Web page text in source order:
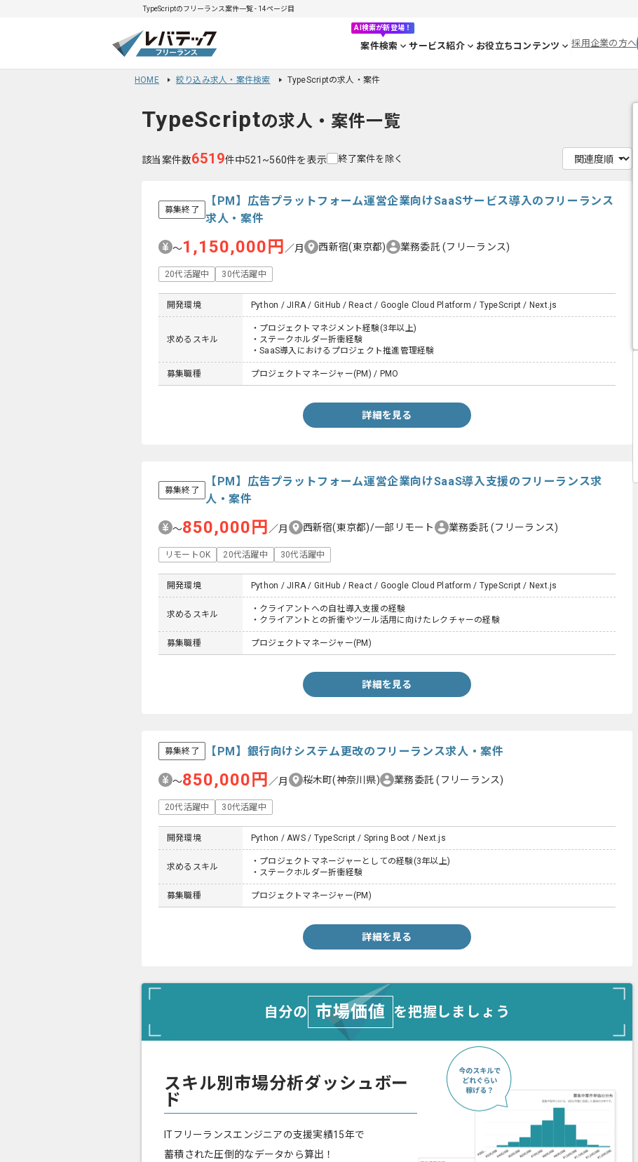
TypeScriptのフリーランス案件一覧 - 14ページ目
AI検索が新登場！
案件検索 サービス紹介 お役立ちコンテンツ 採用企業の方へ
HOME 絞り込み求人・案件検索 TypeScriptの求人・案件
TypeScriptの求人・案件一覧
該当案件数6519件中521~560件を表示 終了案件を除く
募集終了
【PM】広告プラットフォーム運営企業向けSaaSサービス導入のフリーランス
求人・案件
〜1,150,000円 ／月 西新宿(東京都) 業務委託(フリーランス)
20代活躍中 30代活躍中
開発環境 Python / JIRA / GitHub / React / Google Cloud Platform / TypeScript / Next.js
求めるスキル
・プロジェクトマネジメント経験(3年以上)
・ステークホルダー折衝経験
・SaaS導入におけるプロジェクト推進管理経験
募集職種 プロジェクトマネージャー(PM) / PMO
詳細を見る
募集終了
【PM】広告プラットフォーム運営企業向けSaaS導入支援のフリーランス求
人・案件
〜850,000円 ／月 西新宿(東京都)/一部リモート 業務委託(フリーランス)
リモートOK 20代活躍中 30代活躍中
開発環境 Python / JIRA / GitHub / React / Google Cloud Platform / TypeScript / Next.js
求めるスキル
・クライアントへの自社導入支援の経験
・クライアントとの折衝やツール活用に向けたレクチャーの経験
募集職種 プロジェクトマネージャー(PM)
詳細を見る
募集終了 【PM】銀行向けシステム更改のフリーランス求人・案件
〜850,000円 ／月 桜木町(神奈川県) 業務委託(フリーランス)
20代活躍中 30代活躍中
開発環境 Python / AWS / TypeScript / Spring Boot / Next.js
求めるスキル
・プロジェクトマネージャーとしての経験(3年以上)
・ステークホルダー折衝経験
募集職種 プロジェクトマネージャー(PM)
詳細を見る
自分の 市場価値 を把握しましょう
スキル別市場分析ダッシュボー
ド
ITフリーランスエンジニアの支援実績15年で
蓄積された圧倒的なデータから算出！